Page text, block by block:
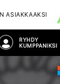
ASIAKKAAKSI
RYHDY
KUMPPANIKSI